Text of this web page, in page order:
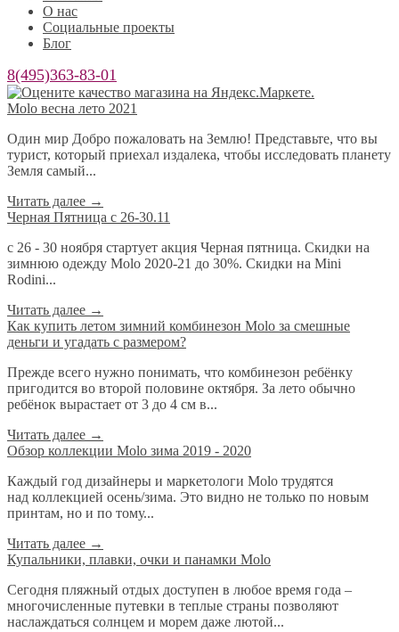
О нас
Социальные проекты
Блог
8(495)363-83-01
Molo весна лето 2021
Один мир Добро пожаловать на Землю! Представьте, что вы
турист, который приехал издалека, чтобы исследовать планету
Земля самый...
Читать далее →
Черная Пятница с 26-30.11
с 26 - 30 ноября стартует акция Черная пятница. Скидки на
зимнюю одежду Molo 2020-21 до 30%. Скидки на Mini
Rodini...
Читать далее →
​Как купить летом зимний комбинезон Molo за смешные
деньги и угадать с размером?
Прежде всего нужно понимать, что комбинезон ребёнку
пригодится во второй половине октября. За лето обычно
ребёнок вырастает от 3 до 4 см в...
Читать далее →
Обзор коллекции Molo зима 2019 - 2020
Каждый год дизайнеры и маркетологи Molo трудятся
над коллекцией осень/зима. Это видно не только по новым
принтам, но и по тому...
Читать далее →
Купальники, плавки, очки и панамки Molo
Сегодня пляжный отдых доступен в любое время года –
многочисленные путевки в теплые страны позволяют
наслаждаться солнцем и морем даже лютой...